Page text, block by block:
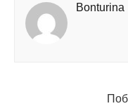
Bonturina